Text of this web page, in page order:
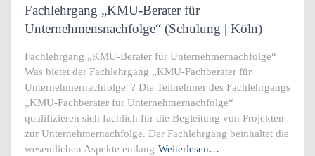
Fachlehrgang „KMU-Berater für
Unternehmensnachfolge“ (Schulung | Köln)
Fachlehrgang „KMU-Berater für Unternehmernachfolge“
Was bietet der Fachlehrgang „KMU-Fachberater für
Unternehmernachfolge“? Die Teilnehmer des Fachlehrgangs
„KMU-Fachberater für Unternehmernachfolge“
qualifizieren sich fachlich für die Begleitung von Projekten
zur Unternehmernachfolge. Der Fachlehrgang beinhaltet die
wesentlichen Aspekte entlang Weiterlesen…